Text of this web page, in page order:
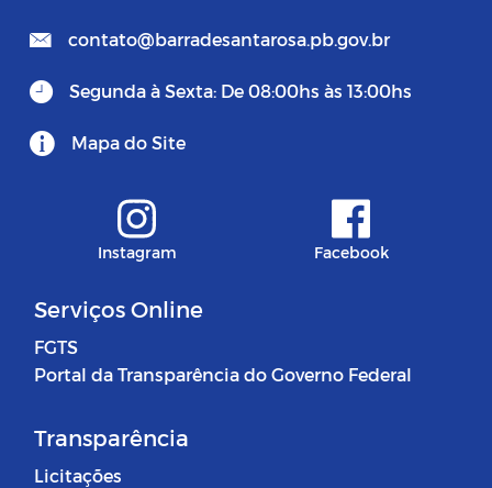
contato@barradesantarosa.pb.gov.br
Segunda à Sexta: De 08:00hs às 13:00hs
Mapa do Site
Instagram Facebook
Serviços Online
FGTS
Portal da Transparência do Governo Federal
Transparência
Licitações